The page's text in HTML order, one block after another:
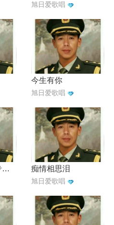
旭日爱歌唱
今生有你
旭日爱歌唱
问佛【xcccccc专属】 痴情相思泪
旭日爱歌唱